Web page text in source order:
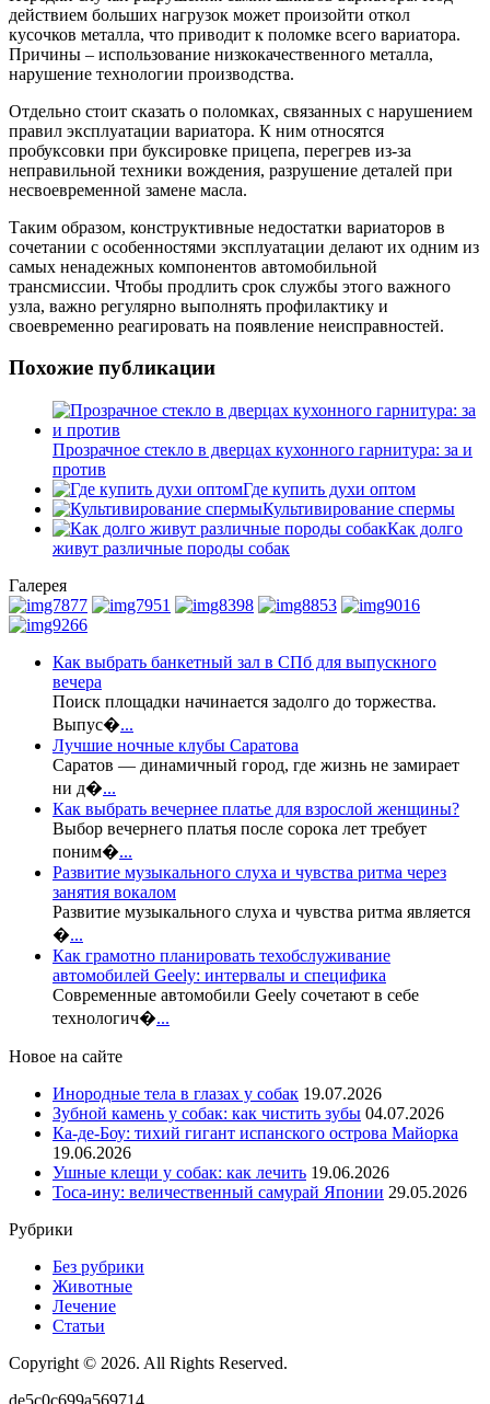
действием больших нагрузок может произойти откол
кусочков металла, что приводит к поломке всего вариатора.
Причины – использование низкокачественного металла,
нарушение технологии производства.
Отдельно стоит сказать о поломках, связанных с нарушением
правил эксплуатации вариатора. К ним относятся
пробуксовки при буксировке прицепа, перегрев из-за
неправильной техники вождения, разрушение деталей при
несвоевременной замене масла.
Таким образом, конструктивные недостатки вариаторов в
сочетании с особенностями эксплуатации делают их одним из
самых ненадежных компонентов автомобильной
трансмиссии. Чтобы продлить срок службы этого важного
узла, важно регулярно выполнять профилактику и
своевременно реагировать на появление неисправностей.
Похожие публикации
Прозрачное стекло в дверцах кухонного гарнитура: за и
против
Где купить духи оптом
Культивирование спермы
Как долго
живут различные породы собак
Галерея
Как выбрать банкетный зал в СПб для выпускного
вечера
Поиск площадки начинается задолго до торжества.
Выпус�...
Лучшие ночные клубы Саратова
Саратов — динамичный город, где жизнь не замирает
ни д�...
Как выбрать вечернее платье для взрослой женщины?
Выбор вечернего платья после сорока лет требует
поним�...
Развитие музыкального слуха и чувства ритма через
занятия вокалом
Развитие музыкального слуха и чувства ритма является
�...
Как грамотно планировать техобслуживание
автомобилей Geely: интервалы и специфика
Современные автомобили Geely сочетают в себе
технологич�...
Новое на сайте
Инородные тела в глазах у собак 19.07.2026
Зубной камень у собак: как чистить зубы 04.07.2026
Ка-де-Боу: тихий гигант испанского острова Майорка
19.06.2026
Ушные клещи у собак: как лечить 19.06.2026
Тоса-ину: величественный самурай Японии 29.05.2026
Рубрики
Без рубрики
Животные
Лечение
Статьи
Copyright © 2026. All Rights Reserved.